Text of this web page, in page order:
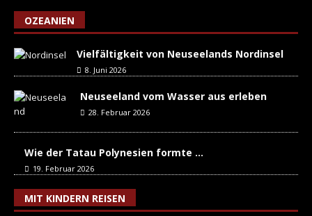
OZEANIEN
Vielfältigkeit von Neuseelands Nordinsel
8. Juni 2026
Neuseeland vom Wasser aus erleben
28. Februar 2026
Wie der Tatau Polynesien formte …
19. Februar 2026
MIT KINDERN REISEN